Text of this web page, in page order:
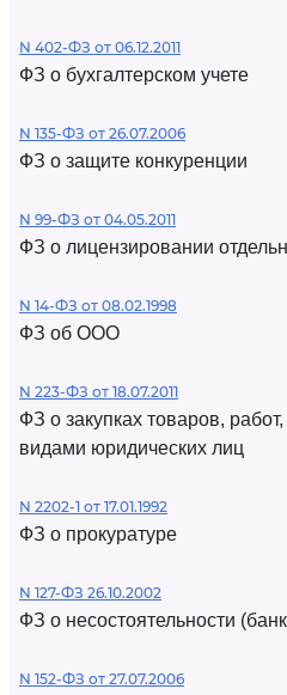
N 402-ФЗ от 06.12.2011
ФЗ о бухгалтерском учете
N 135-ФЗ от 26.07.2006
ФЗ о защите конкуренции
N 99-ФЗ от 04.05.2011
ФЗ о лицензировании
N 14-ФЗ от 08.02.1998
ФЗ об ООО
N 223-ФЗ от 18.07.2011
ФЗ о закупках товаров,
видами юридических лиц
N 2202-1 от 17.01.1992
ФЗ о прокуратуре
N 127-ФЗ 26.10.2002
ФЗ о несостоятельности
N 152-ФЗ от 27.07.2006